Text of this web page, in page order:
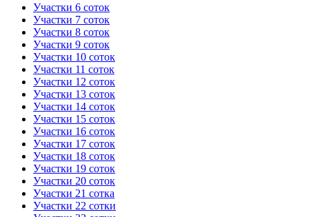
Участки 6 соток
Участки 7 соток
Участки 8 соток
Участки 9 соток
Участки 10 соток
Участки 11 соток
Участки 12 соток
Участки 13 соток
Участки 14 соток
Участки 15 соток
Участки 16 соток
Участки 17 соток
Участки 18 соток
Участки 19 соток
Участки 20 соток
Участки 21 сотка
Участки 22 сотки